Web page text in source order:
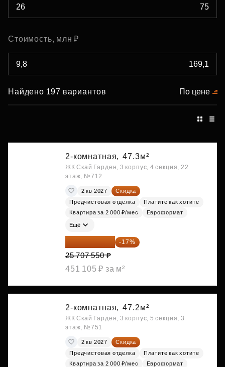
Стоимость, млн ₽
Найдено 197 вариантов По цене
2-комнатная, 47.3м²
ЖК Скай Гарден, 3 корпус, 4 секция, 22
этаж, №712
2 кв 2027
Скидка
Предчистовая отделка
Платите как хотите
Квартира за 2 000 ₽/мес
Евроформат
Ещё
21 337 267 ₽ -17%
25 707 550 ₽
451 105 ₽ за м²
2-комнатная, 47.2м²
ЖК Скай Гарден, 3 корпус, 5 секция, 3
этаж, №751
2 кв 2027
Скидка
Предчистовая отделка
Платите как хотите
Квартира за 2 000 ₽/мес
Евроформат